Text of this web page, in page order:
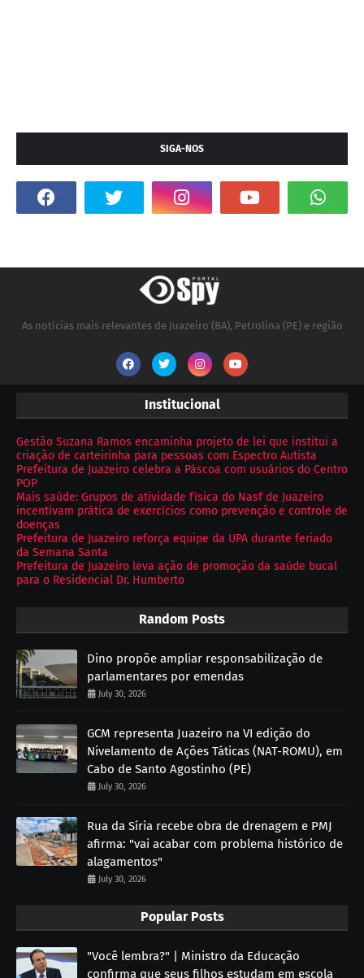
SIGA-NOS
As notícias mais relevantes de Juazeiro (BA), Petrolina (PE) e região
Institucional
Gestão Suzana Ramos encaminha projeto de lei que institui a
criação de carteirinha para pessoas com Espectro Autista
Prefeitura de Juazeiro celebra a Páscoa com usuários do Centro
POP
Mais saúde: Grupos de atividade física do Nasf de Juazeiro
incentivam prática de exercícios como prevenção e controle de
doenças
Prefeitura de Juazeiro reforça equipe da UPA durante feriado
da Semana Santa
Prefeitura de Juazeiro leva ação de promoção da saúde bucal
para o Residencial Dr. Humberto
Random Posts
Dino propõe ampliar responsabilização de
parlamentares por emendas
July 30, 2026
GCM representa Juazeiro na VI edição do
Nivelamento de Ações Táticas (NAT-ROMU), em
Cabo de Santo Agostinho (PE)
July 30, 2026
Rua da Síria recebe obra de drenagem e PMJ
afirma: "vai acabar com problema histórico de
alagamentos"
July 30, 2026
Popular Posts
"Você lembra?" | Ministro da Educação
confirma que seus filhos estudam em escola